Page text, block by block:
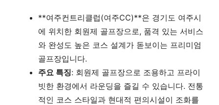
**여주컨트리클럽(여주CC)**은 경기도 여주시
에 위치한 회원제 골프장으로, 품격 있는 서비스
와 완성도 높은 코스 설계가 돋보이는 프리미엄
골프장입니다.
주요 특징: 회원제 골프장으로 조용하고 프라이
빗한 환경에서 라운딩을 즐길 수 있습니다. 전통
적인 코스 스타일과 현대적 편의시설이 조화를